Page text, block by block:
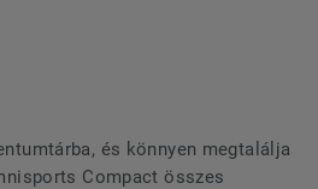
és könnyen megtalálja
Compact összes